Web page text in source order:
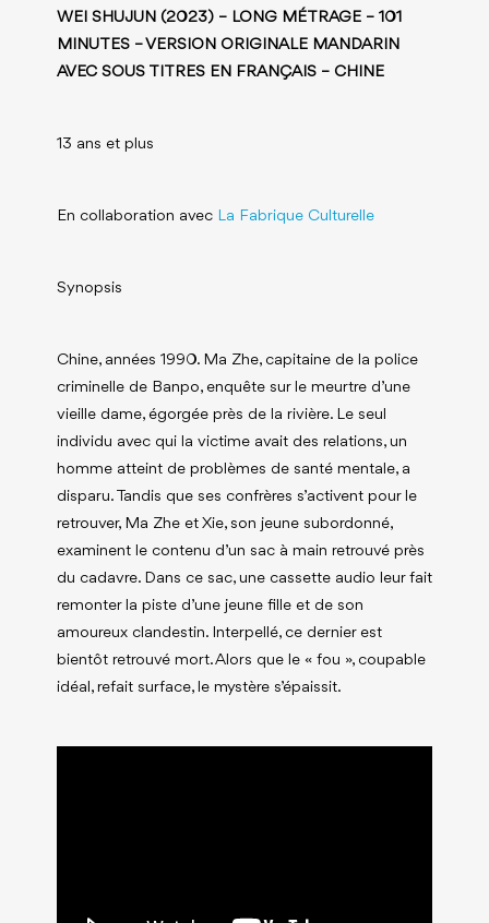
WEI SHUJUN (2023) – LONG MÉTRAGE – 101
MINUTES – VERSION ORIGINALE MANDARIN
AVEC SOUS TITRES EN FRANÇAIS – CHINE
13 ans et plus
En collaboration avec La Fabrique Culturelle
Synopsis
Chine, années 1990. Ma Zhe, capitaine de la police
criminelle de Banpo, enquête sur le meurtre d’une
vieille dame, égorgée près de la rivière. Le seul
individu avec qui la victime avait des relations, un
homme atteint de problèmes de santé mentale, a
disparu. Tandis que ses confrères s’activent pour le
retrouver, Ma Zhe et Xie, son jeune subordonné,
examinent le contenu d’un sac à main retrouvé près
du cadavre. Dans ce sac, une cassette audio leur fait
remonter la piste d’une jeune fille et de son
amoureux clandestin. Interpellé, ce dernier est
bientôt retrouvé mort. Alors que le « fou », coupable
idéal, refait surface, le mystère s’épaissit.